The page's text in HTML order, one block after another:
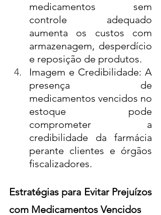
medicamentos sem
controle adequado
aumenta os custos com
armazenagem, desperdício
e reposição de produtos.
Imagem e Credibilidade: A
presença de
medicamentos vencidos no
estoque pode
comprometer a
credibilidade da farmácia
perante clientes e órgãos
fiscalizadores.
Estratégias para Evitar Prejuízos
com Medicamentos Vencidos